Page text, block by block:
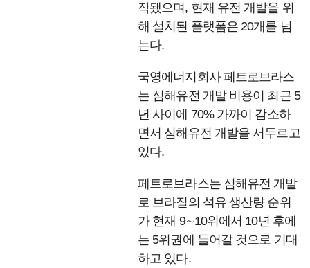
작됐으며, 현재 유전 개발을 위
해 설치된 플랫폼은 20개를 넘
는다.
국영에너지회사 페트로브라스
는 심해유전 개발 비용이 최근 5
년 사이에 70% 가까이 감소하
면서 심해유전 개발을 서두르고
있다.
페트로브라스는 심해유전 개발
로 브라질의 석유 생산량 순위
가 현재 9∼10위에서 10년 후에
는 5위권에 들어갈 것으로 기대
하고 있다.